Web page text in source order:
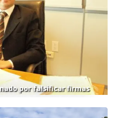
por falsificar firmas